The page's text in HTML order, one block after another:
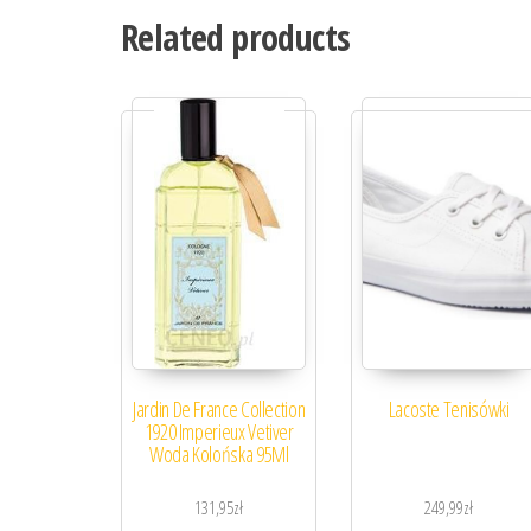
Related products
Jardin De France Collection
1920 Imperieux Vetiver
Woda Kolońska 95Ml
131,95zł
Lacoste Tenisówki
249,99zł